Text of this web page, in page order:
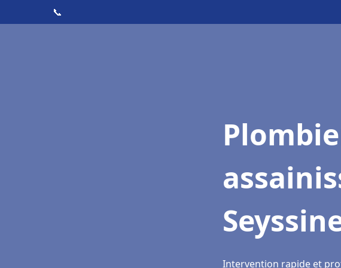
📞
Intervention rapide et